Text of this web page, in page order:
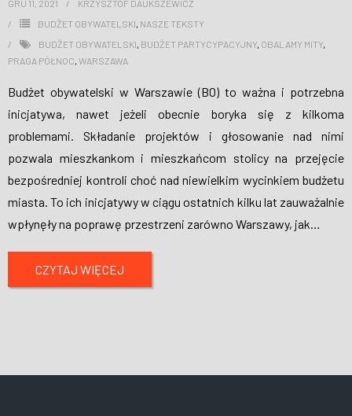
GRU 11, 2021
KRZYSZTOF DAUKSZEWICZ
BUDŻET OBYWATELSKI, NASZE TEKSTY
BUDŻET OBYWATELSKI, BUDŻET PARTYCYPACYJNY, OBALAMY MITY,
PRAGA PÓŁNOC, WARSZAWA
Budżet obywatelski w Warszawie (BO) to ważna i potrzebna
inicjatywa, nawet jeżeli obecnie boryka się z kilkoma
problemami. Składanie projektów i głosowanie nad nimi
pozwala mieszkankom i mieszkańcom stolicy na przejęcie
bezpośredniej kontroli choć nad niewielkim wycinkiem budżetu
miasta. To ich inicjatywy w ciągu ostatnich kilku lat zauważalnie
wpłynęły na poprawę przestrzeni zarówno Warszawy, jak…
CZYTAJ WIĘCEJ